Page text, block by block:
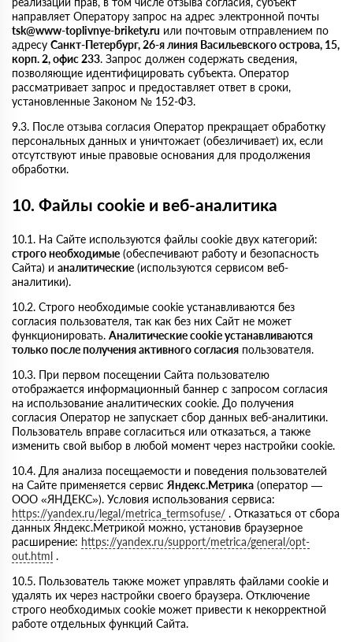
направляет Оператору запрос на адрес электронной почты
tsk@www-toplivnye-brikety.ru или почтовым отправлением по
адресу Санкт-Петербург, 26-я линия Васильевского острова, 15,
корп. 2, офис 233. Запрос должен содержать сведения,
позволяющие идентифицировать субъекта. Оператор
рассматривает запрос и предоставляет ответ в сроки,
установленные Законом № 152-ФЗ.
9.3. После отзыва согласия Оператор прекращает обработку
персональных данных и уничтожает (обезличивает) их, если
отсутствуют иные правовые основания для продолжения
обработки.
10. Файлы cookie и веб-аналитика
10.1. На Сайте используются файлы cookie двух категорий:
строго необходимые (обеспечивают работу и безопасность
Сайта) и аналитические (используются сервисом веб-
аналитики).
10.2. Строго необходимые cookie устанавливаются без
согласия пользователя, так как без них Сайт не может
функционировать. Аналитические cookie устанавливаются
только после получения активного согласия пользователя.
10.3. При первом посещении Сайта пользователю
отображается информационный баннер с запросом согласия
на использование аналитических cookie. До получения
согласия Оператор не запускает сбор данных веб-аналитики.
Пользователь вправе согласиться или отказаться, а также
изменить свой выбор в любой момент через настройки cookie.
10.4. Для анализа посещаемости и поведения пользователей
на Сайте применяется сервис Яндекс.Метрика (оператор —
ООО «ЯНДЕКС»). Условия использования сервиса:
https://yandex.ru/legal/metrica_termsofuse/ . Отказаться от сбора
данных Яндекс.Метрикой можно, установив браузерное
расширение: https://yandex.ru/support/metrica/general/opt-
out.html .
10.5. Пользователь также может управлять файлами cookie и
удалять их через настройки своего браузера. Отключение
строго необходимых cookie может привести к некорректной
работе отдельных функций Сайта.